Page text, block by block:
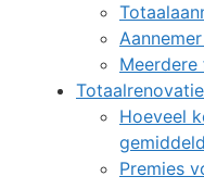
Meerdere
Hoeveel
Premies